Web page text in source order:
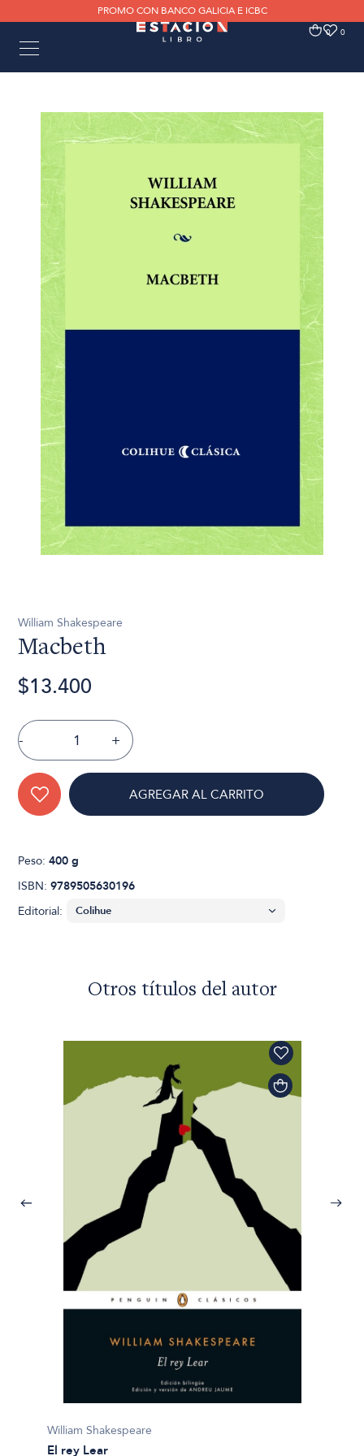
PROMO CON BANCO GALICIA E ICBC
0 0
William Shakespeare
Macbeth
$13.400
- +
AGREGAR AL CARRITO
Peso:400 g
ISBN:9789505630196
Editorial:
Otros títulos del autor
William Shakespeare
El rey Lear